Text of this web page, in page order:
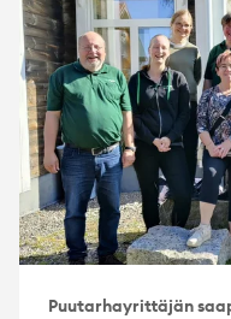
Puutarhayrittäjän